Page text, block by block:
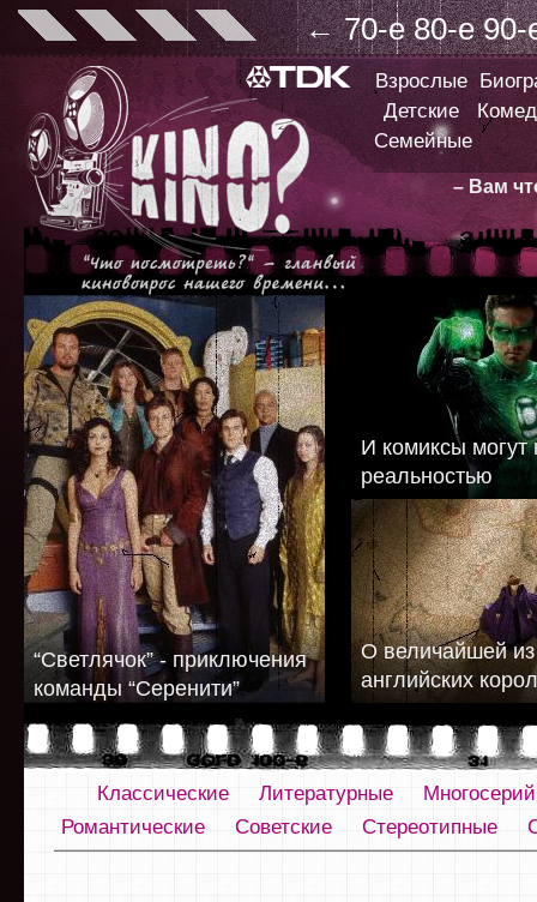
← 70-е 80-е 90-
Взрослые
Детские
Семейные
– Вам
“Светлячок” - приключения
команды “Серенити”
И комиксы могут
реальностью
О величайшей из
английских
Классические Литературные
Романтические
Советские Стереотипные